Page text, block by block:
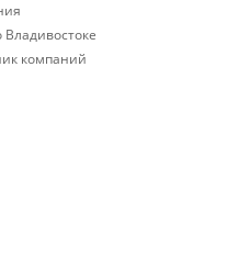
Владивостоке
компаний